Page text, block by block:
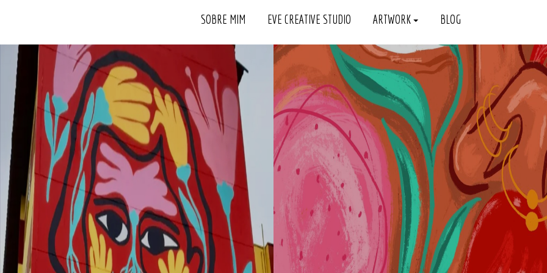
SOBRE MIM EVE CREATIVE STUDIO ARTWORK BLOG